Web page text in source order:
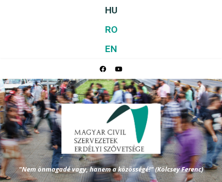
HU
RO
EN
"Nem önmagadé vagy, hanem a közösségé!" (Kölcsey Ferenc)